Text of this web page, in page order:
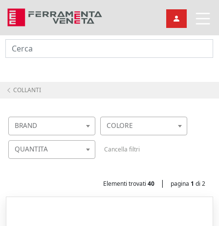
Cerca
COLLANTI
BRAND COLORE
QUANTITA Cancella filtri
Elementi trovati 40 | pagina 1 di 2